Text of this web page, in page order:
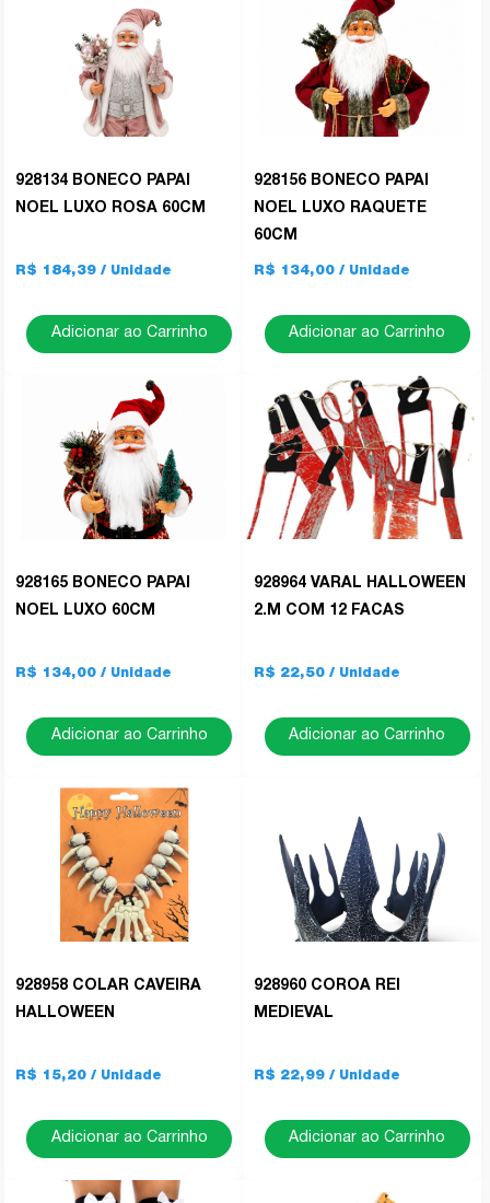
928134 BONECO PAPAI
NOEL LUXO ROSA 60CM
R$ 184,39
Adicionar ao Carrinho
928156 BONECO PAPAI
NOEL LUXO RAQUETE
60CM
R$ 134,00
Adicionar ao Carrinho
928165 BONECO PAPAI
NOEL LUXO 60CM
R$ 134,00
Adicionar ao Carrinho
928964 VARAL HALLOWEEN
2.M COM 12 FACAS
R$ 22,50
Adicionar ao Carrinho
928958 COLAR CAVEIRA
HALLOWEEN
R$ 15,20
Adicionar ao Carrinho
928960 COROA REI
MEDIEVAL
R$ 22,99
Adicionar ao Carrinho